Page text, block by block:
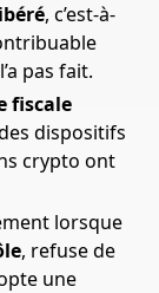
, c’est-à-
pas fait.
fiscale
dispositifs
crypto ont
lorsque
, refuse de
une